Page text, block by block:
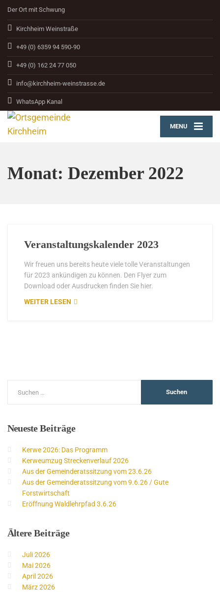
Der Ort mit Schwung
Kirchheim Weinstraße
+49 (0) 6359 94 590-90
+49 (0) 162 24 77 050
info@kirchheim-weinstrasse.de
WhatsApp Kanal
MENU
Monat: Dezember 2022
Veranstaltungskalender 2023
Wir freuen uns bereits heute viele tolle Veranstaltungen
für 2023 ankündigen zu können. Den Flyer zum
Download oder Ausdrucken finden Sie hier.
WEITER LESEN
NeuesteBeiträge
Kerwe 2026: Das Programm
Kerweumzug Streckenverlauf 2026
Aus der Gemeinderatssitzung vom 23.6.26
Aus der Gemeinderatssitzung vom 9.6.26 / Gute
Forstwirtschaft
Eröffnung Waldlehrpfad 3.6.26
ÄltereBeiträge
Juli 2026
Mai 2026
April 2026
März 2026